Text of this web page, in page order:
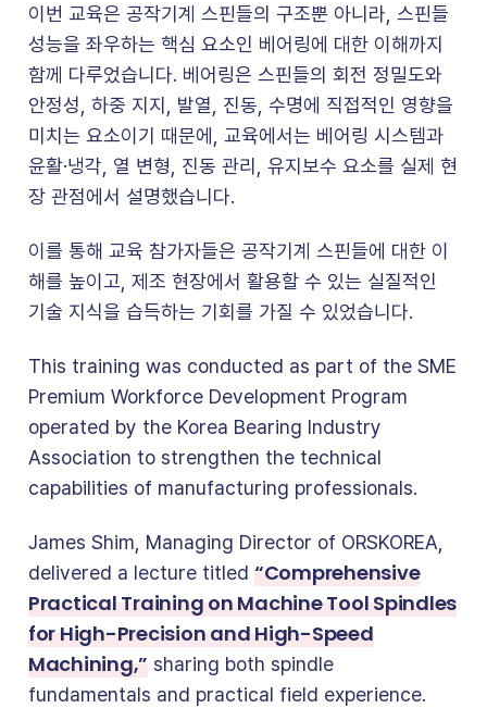
이번 교육은 공작기계 스핀들의 구조뿐 아니라, 스핀들
성능을 좌우하는 핵심 요소인 베어링에 대한 이해까지
함께 다루었습니다. 베어링은 스핀들의 회전 정밀도와
안정성, 하중 지지, 발열, 진동, 수명에 직접적인 영향을
미치는 요소이기 때문에, 교육에서는 베어링 시스템과
윤활·냉각, 열 변형, 진동 관리, 유지보수 요소를 실제 현
장 관점에서 설명했습니다.
이를 통해 교육 참가자들은 공작기계 스핀들에 대한 이
해를 높이고, 제조 현장에서 활용할 수 있는 실질적인
기술 지식을 습득하는 기회를 가질 수 있었습니다.
This training was conducted as part of the SME
Premium Workforce Development Program
operated by the Korea Bearing Industry
Association to strengthen the technical
capabilities of manufacturing professionals.
James Shim, Managing Director of ORSKOREA,
delivered a lecture titled “Comprehensive
Practical Training on Machine Tool Spindles
for High-Precision and High-Speed
Machining,” sharing both spindle
fundamentals and practical field experience.